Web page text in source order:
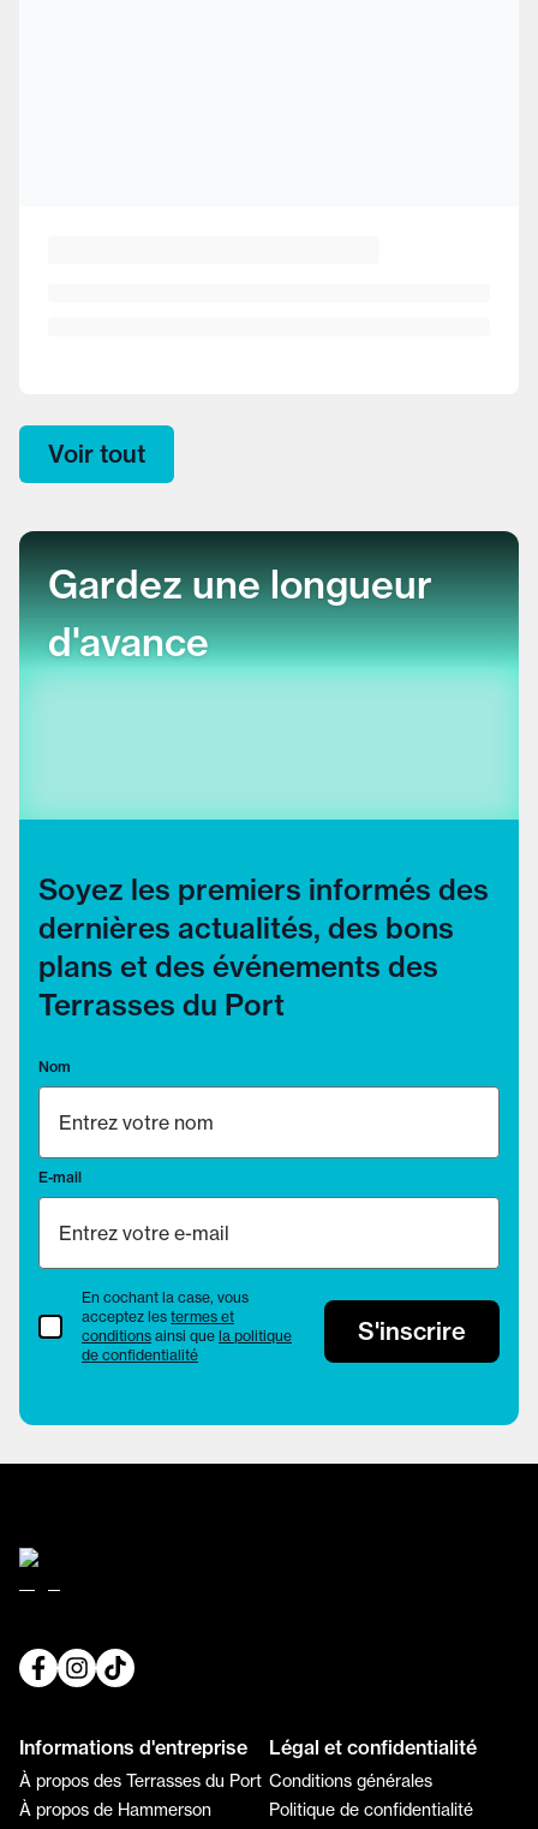
Voir tout
Gardez une longueur
d'avance
Soyez les premiers informés des
dernières actualités, des bons
plans et des événements des
Terrasses du Port
Nom
E-mail
termes et conditions
En cochant la case, vous
acceptez les termes et
conditions ainsi que la politique
de confidentialité
S'inscrire
Informations d'entreprise
À propos des Terrasses du Port
À propos de Hammerson
Légal et confidentialité
Conditions générales
Politique de confidentialité